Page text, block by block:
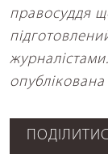
правосуддя